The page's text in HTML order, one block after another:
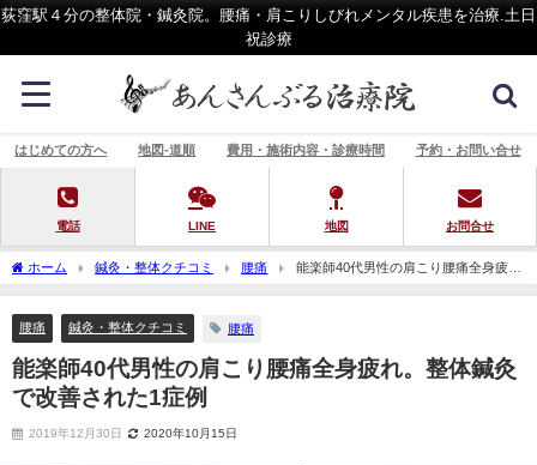
荻窪駅４分の整体院・鍼灸院。腰痛・肩こりしびれメンタル疾患を治療.土日
祝診療
はじめての方へ 地図-道順 費用・施術内容・診療時間 予約・お問い合せ
電話 LINE 地図 お問合せ
ホーム 鍼灸・整体クチコミ 腰痛
能楽師40代男性の肩こり腰痛全身疲
れ。整体鍼灸で改善された1症例
腰痛 鍼灸・整体クチコミ 腰痛
能楽師40代男性の肩こり腰痛全身疲れ。整体鍼灸
で改善された1症例
2019年12月30日 2020年10月15日